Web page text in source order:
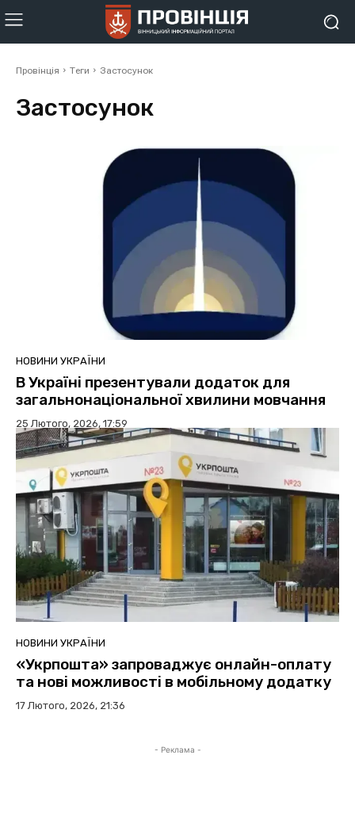
Провінція Теги Застосунок
Застосунок
НОВИНИ УКРАЇНИ
В Україні презентували додаток для
загальнонаціональної хвилини мовчання
25 Лютого, 2026, 17:59
НОВИНИ УКРАЇНИ
«Укрпошта» запроваджує онлайн-оплату
та нові можливості в мобільному додатку
17 Лютого, 2026, 21:36
- Реклама -